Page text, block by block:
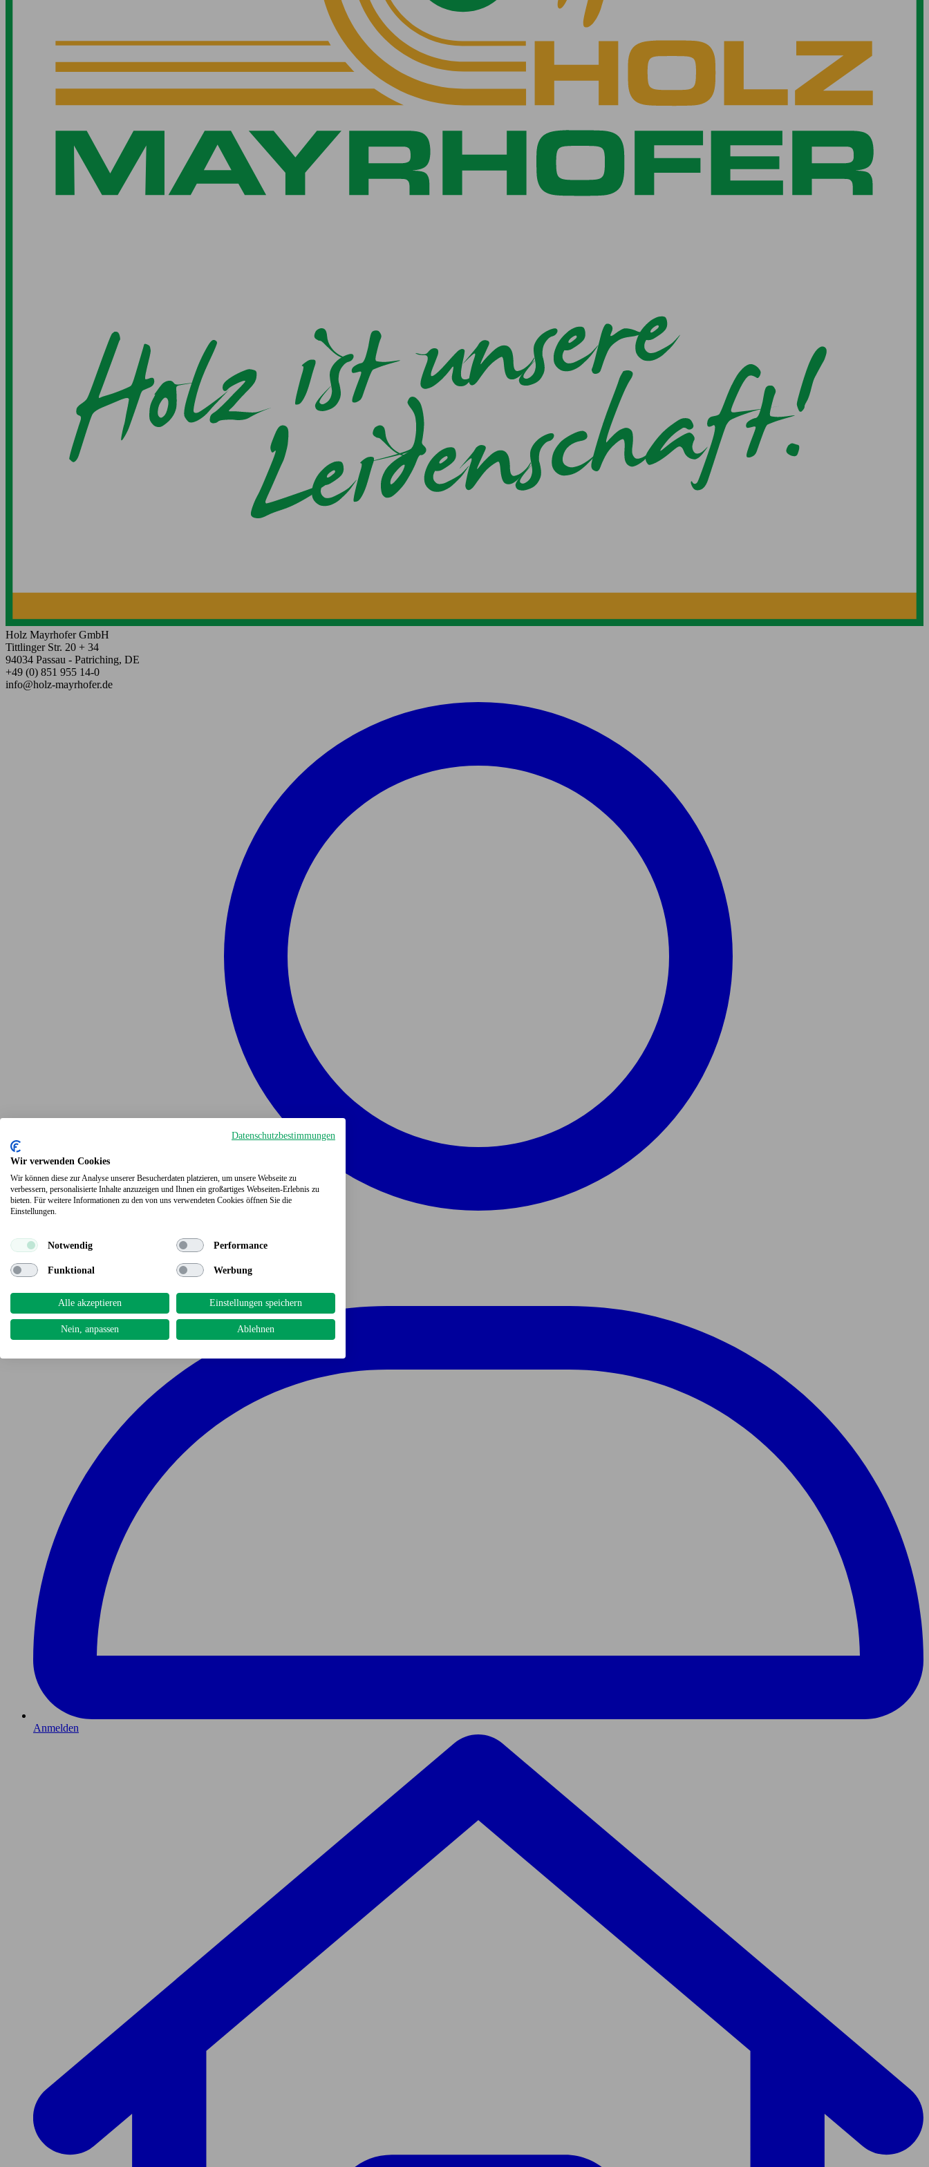
Holz Mayrhofer GmbH
Tittlinger Str. 20 + 34
94034 Passau - Patriching, DE
+49 (0) 851 955 14-0
info@holz-mayrhofer.de
Anmelden
Datenschutzbestimmungen
Wir verwenden Cookies
Wir können diese zur Analyse unserer Besucherdaten platzieren, um unsere Webseite zu
verbessern, personalisierte Inhalte anzuzeigen und Ihnen ein großartiges Webseiten-Erlebnis zu
bieten. Für weitere Informationen zu den von uns verwendeten Cookies öffnen Sie die
Einstellungen.
Notwendig Performance
Funktional Werbung
Alle akzeptieren Einstellungen speichern
Nein, anpassen Ablehnen